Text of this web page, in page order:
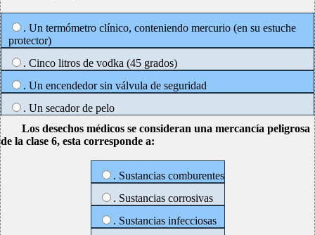
. Un termómetro clínico, conteniendo mercurio (en su estuche
protector)
. Cinco litros de vodka (45 grados)
. Un encendedor sin válvula de seguridad
. Un secador de pelo
Los desechos médicos se consideran una mercancía peligrosa
de la clase 6, esta corresponde a:
. Sustancias comburentes
. Sustancias corrosivas
. Sustancias infecciosas